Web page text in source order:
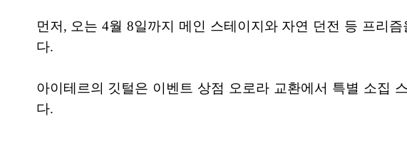
먼저, 오는 4월 8일까지 메인 스테이지와 자연 던전 등 프리
다.
아이테르의 깃털은 이벤트 상점 오로라 교환에서 특별 소집
다.